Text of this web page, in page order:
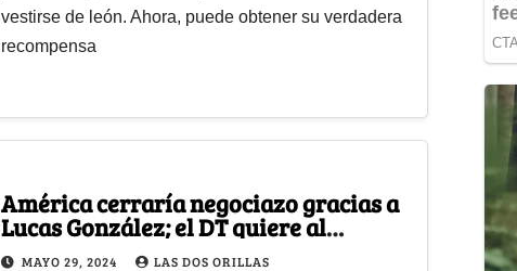
vestirse de león. Ahora, puede obtener su verdadera
recompensa
América cerraría negociazo gracias a
Lucas González; el DT quiere al
jugador más caro del equipo
MAYO 29, 2024 LAS DOS ORILLAS